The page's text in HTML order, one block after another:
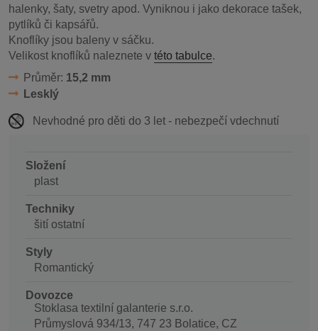
halenky, šaty, svetry apod. Vyniknou i jako dekorace tašek,
pytlíků či kapsářů.
Knoflíky jsou baleny v sáčku.
Velikost knoflíků naleznete v této tabulce.
Průměr: 15,2 mm
Lesklý
Nevhodné pro děti do 3 let - nebezpečí vdechnutí
Složení
plast
Techniky
šití ostatní
Styly
Romantický
Dovozce
Stoklasa textilní galanterie s.r.o.
Průmyslová 934/13, 747 23 Bolatice, CZ